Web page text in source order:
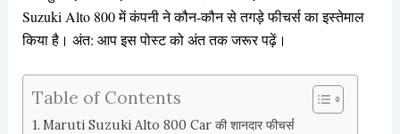
Suzuki Alto 800 में कंपनी ने कौन-कौन से तगड़े फीचर्स का इस्तेमाल
किया है। अंत: आप इस पोस्ट को अंत तक जरूर पढ़ें।
Table of Contents
Maruti Suzuki Alto 800 Car की शानदार फीचर्स